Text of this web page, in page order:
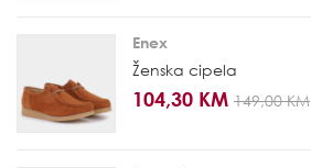
Enex
Ženska cipela
104,30 KM 149,00 KM